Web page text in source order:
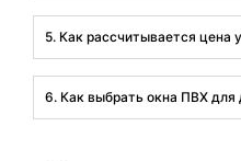
5. Как рассчитывается цена
6. Как выбрать окна ПВХ для